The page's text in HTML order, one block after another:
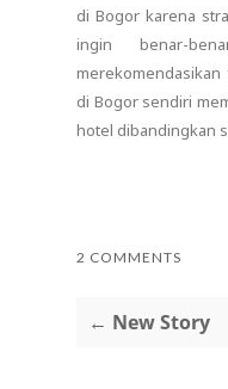
di Bogor karena
ingin benar-
merekomendasikan
di Bogor sendiri
hotel dibandingkan
2 COMMENTS
← New Story